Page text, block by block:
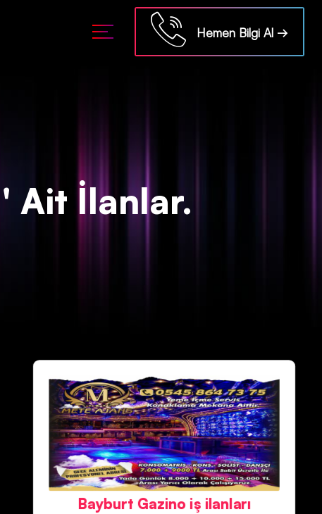
api/kontrol/etiket.php on line18 Hemen Bilgi Al →
Ait İlanlar.
Bayburt Gazino iş ilanları